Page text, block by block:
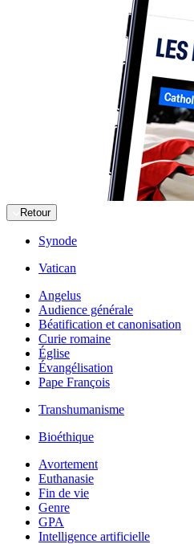
Retour
Synode
Vatican
Angelus
Audience générale
Béatification et canonisation
Curie romaine
Église
Évangélisation
Pape François
Transhumanisme
Bioéthique
Avortement
Euthanasie
Fin de vie
Genre
GPA
Intelligence artificielle